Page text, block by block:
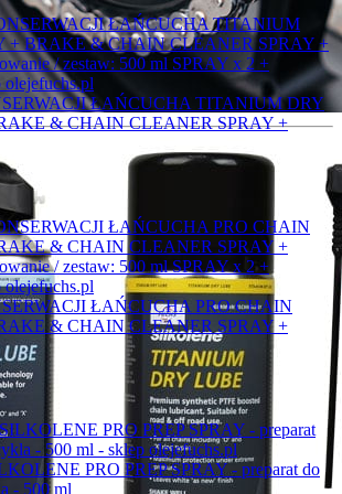
ŁAŃCUCHA TITANIUM DRY
& CHAIN CLEANER SPRAY +
ŁAŃCUCHA PRO CHAIN
& CHAIN CLEANER SPRAY +
PRO PREP SPRAY - preparat do
- 500 ml